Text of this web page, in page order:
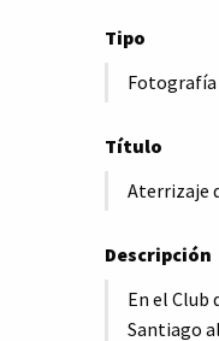
Tipo
Fotografía
Título
Aterrizaje
Descripción
En el Club
Santiago